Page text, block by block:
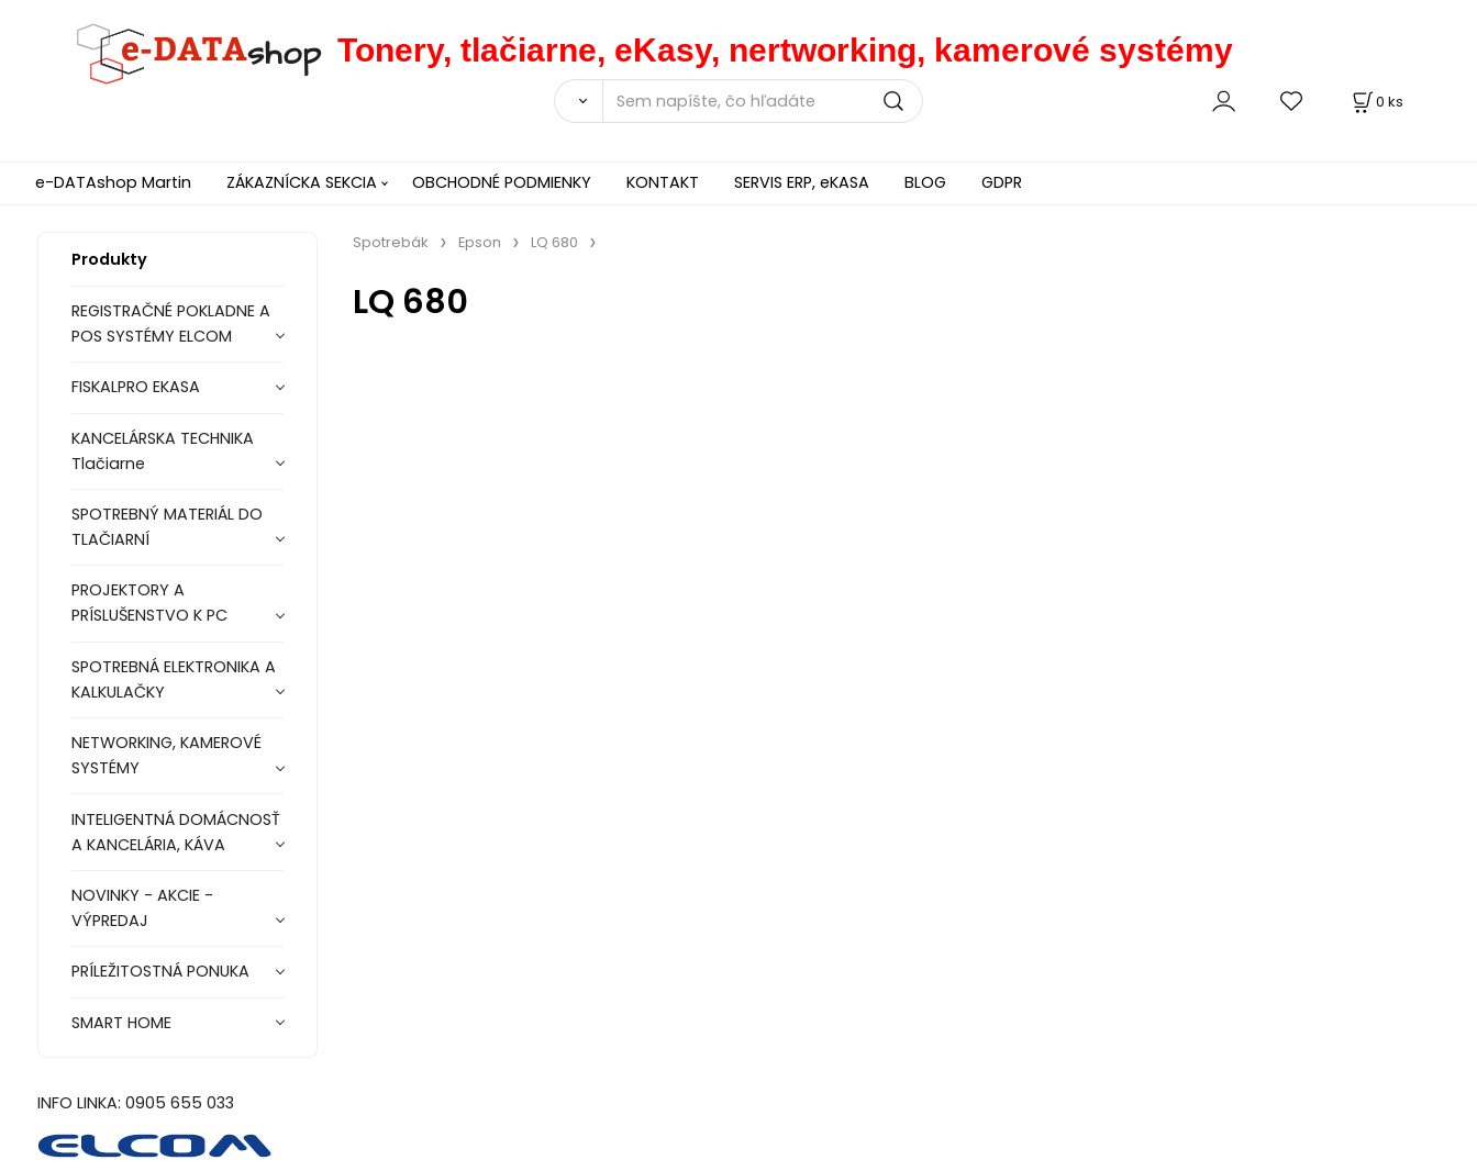
Tonery, tlačiarne, eKasy, nertworking, kamerové systémy
0 ks
e-DATAshop Martin ZÁKAZNÍCKA SEKCIA OBCHODNÉ PODMIENKY KONTAKT SERVIS ERP, eKASA BLOG GDPR
Produkty
REGISTRAČNÉ POKLADNE A
POS SYSTÉMY ELCOM
FISKALPRO EKASA
KANCELÁRSKA TECHNIKA
Tlačiarne
SPOTREBNÝ MATERIÁL DO
TLAČIARNÍ
PROJEKTORY A
PRÍSLUŠENSTVO K PC
SPOTREBNÁ ELEKTRONIKA A
KALKULAČKY
NETWORKING, KAMEROVÉ
SYSTÉMY
INTELIGENTNÁ DOMÁCNOSŤ
A KANCELÁRIA, KÁVA
NOVINKY - AKCIE -
VÝPREDAJ
PRÍLEŽITOSTNÁ PONUKA
SMART HOME
INFO LINKA: 0905 655 033
Spotrebák Epson LQ 680
LQ 680